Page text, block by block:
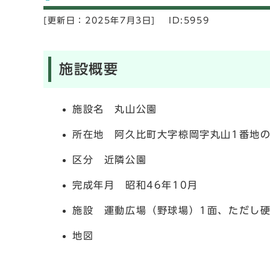
[更新日： 2025年7月3日] ID:5959
施設概要
施設名 丸山公園
所在地 阿久比町大字椋岡字丸山1番地の
区分 近隣公園
完成年月 昭和46年10月
施設 運動広場（野球場）1面、ただし
地図